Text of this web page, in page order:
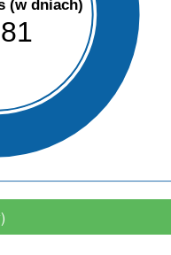
(w dniach)